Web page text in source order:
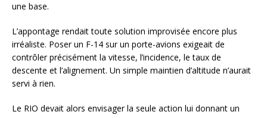
une base.
L’appontage rendait toute solution improvisée encore plus
irréaliste. Poser un F-14 sur un porte-avions exigeait de
contrôler précisément la vitesse, l’incidence, le taux de
descente et l’alignement. Un simple maintien d’altitude n’aurait
servi à rien.
Le RIO devait alors envisager la seule action lui donnant un